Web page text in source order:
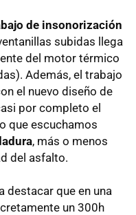
de insonorización
subidas llega
del motor térmico
Además, el trabajo
el nuevo diseño de
por completo el
que escuchamos
, más o menos
del asfalto.
destacar que en una
un 300h